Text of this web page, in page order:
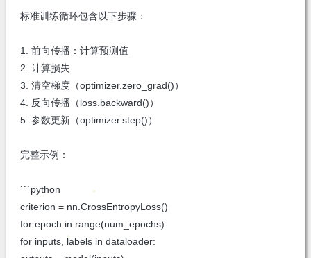
标准训练循环包含以下步骤：
1. 前向传播：计算预测值
2. 计算损失
3. 清空梯度（optimizer.zero_grad()）
4. 反向传播（loss.backward()）
5. 参数更新（optimizer.step()）
完整示例：
```python
criterion = nn.CrossEntropyLoss()
for epoch in range(num_epochs):
for inputs, labels in dataloader: